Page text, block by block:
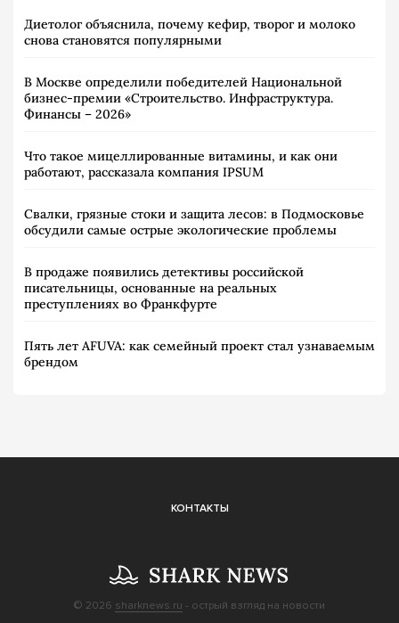
Диетолог объяснила, почему кефир, творог и молоко
снова становятся популярными
В Москве определили победителей Национальной
бизнес-премии «Строительство. Инфраструктура.
Финансы – 2026»
Что такое мицеллированные витамины, и как они
работают, рассказала компания IPSUM
Свалки, грязные стоки и защита лесов: в Подмосковье
обсудили самые острые экологические проблемы
В продаже появились детективы российской
писательницы, основанные на реальных
преступлениях во Франкфурте
Пять лет AFUVA: как семейный проект стал узнаваемым
брендом
КОНТАКТЫ
© 2026 sharknews.ru - острый взгляд на новости